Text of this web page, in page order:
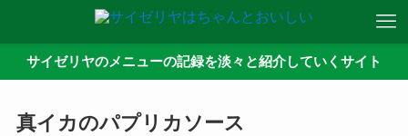
サイゼリヤのメニューの記録を淡々と紹介していくサイト
真イカのパプリカソース